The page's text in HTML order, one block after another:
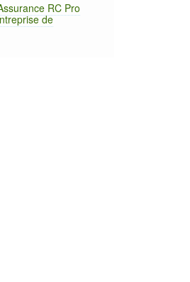
RC Pro
de